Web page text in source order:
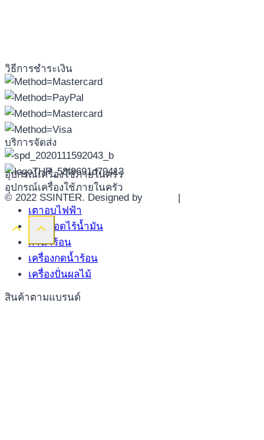
อุปกรณ์เครื่องใช้ภายในครัว
อุปกรณ์เครื่องใช้ภายในครัว
เตาอบไฟฟ้า
หม้อทอดไร้น้ำมัน
กาน้ำร้อน
เครื่องกดน้ำร้อน
เครื่องปั่นผลไม้
สินค้าตามแบรนด์
วิธีการชำระเงิน
บริการจัดส่ง
© 2022 SSINTER. Designed by |